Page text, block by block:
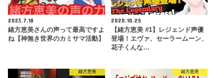
2023.7.18
緒方恵美さんの声って最高ですよ
ね【神無き世界のカミサマ活動】
2020.10.25
【緒方恵美 #1】レジェンド声優
登場！エヴァ、セーラームーン、
花子くんな…
緒方恵美 緒方恵美